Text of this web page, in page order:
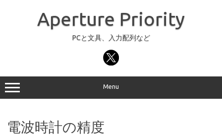
Aperture Priority
PCと文具、入力配列など
Menu
電波時計の精度